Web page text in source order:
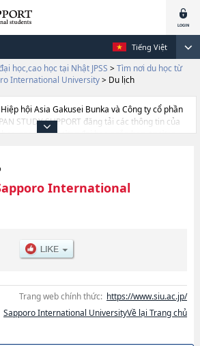
Tiếng Việt
học,cao học tại Nhật JPSS > Tìm nơi du học từ
International University> Du lịch
hội Asia Gakusei Bunka và Công ty cổ phần
STUDY SUPPORT đăng tải các thông tin của
cao học, trường đại học ngắn hạn, trường
cho du học sinh, như là về các Ngành Nhân
Khoa học Thể thao và Con người, thông
tin liên quan đến thi tuyển như số lượng
tuyển, cở sở trang thiết bị, hướng dẫn địa điểm
International
Trang web chính thức: https://www.siu.ac.jp/
Sapporo International UniversityVề lại Trang chủ